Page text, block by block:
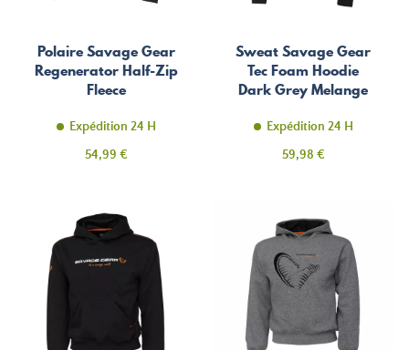
Polaire Savage Gear
Regenerator Half-Zip
Fleece
Expédition 24 H
Prix
54,99 €
Sweat Savage Gear
Tec Foam Hoodie
Dark Grey Melange
Expédition 24 H
Prix
59,98 €